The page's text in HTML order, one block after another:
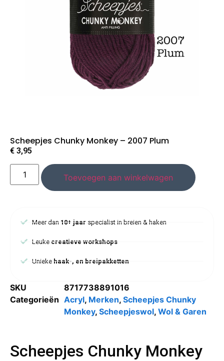
Scheepjes Chunky Monkey – 2007 Plum
€ 3,95
Toevoegen aan winkelwagen
Meer dan 10+ jaar specialist in breien & haken
Leuke creatieve workshops
Uniekehaak-, en breipakketten
SKU
8717738891016
Categorieën Acryl, Merken, Scheepjes Chunky
Monkey, Scheepjeswol, Wol & Garen
Scheepjes Chunky Monkey